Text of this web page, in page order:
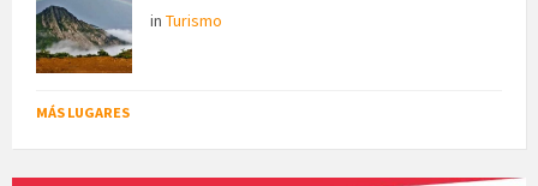
in Turismo
MÁS LUGARES